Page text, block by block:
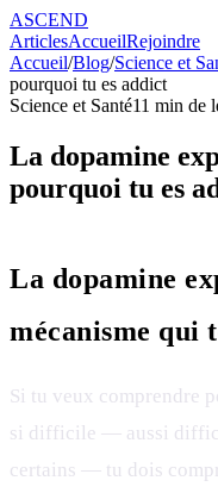
ASCEND
ArticlesAccueilRejoindre
Accueil/Blog/Science et
pourquoi tu es addict
Science et Santé11 min de
La dopamine
pourquoi tu es
La dopamine
mécanisme qui
Si tu veux comprendre
si difficile — aussi
certains — tu dois